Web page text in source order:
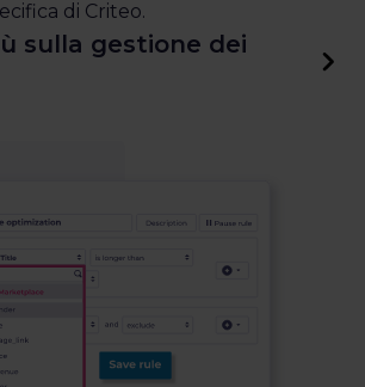
di Criteo.
sulla gestione dei